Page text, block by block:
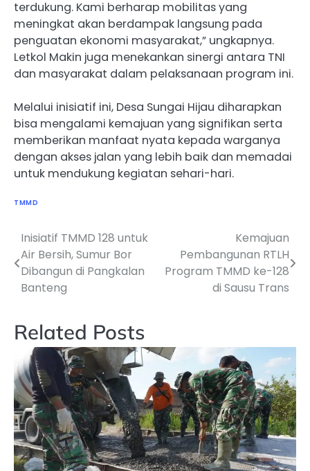
terdukung. Kami berharap mobilitas yang
meningkat akan berdampak langsung pada
penguatan ekonomi masyarakat,” ungkapnya.
Letkol Makin juga menekankan sinergi antara TNI
dan masyarakat dalam pelaksanaan program ini.
Melalui inisiatif ini, Desa Sungai Hijau diharapkan
bisa mengalami kemajuan yang signifikan serta
memberikan manfaat nyata kepada warganya
dengan akses jalan yang lebih baik dan memadai
untuk mendukung kegiatan sehari-hari.
TMMD
Navigasi
pos
Inisiatif TMMD 128 untuk
Air Bersih, Sumur Bor
Dibangun di Pangkalan
Banteng
Kemajuan
Pembangunan RTLH
Program TMMD ke-128
di Sausu Trans
Related Posts